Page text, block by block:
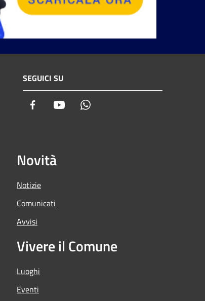
SEGUICI SU
Facebook Youtube
Novità
Notizie
Comunicati
Avvisi
Vivere il Comune
Luoghi
Eventi